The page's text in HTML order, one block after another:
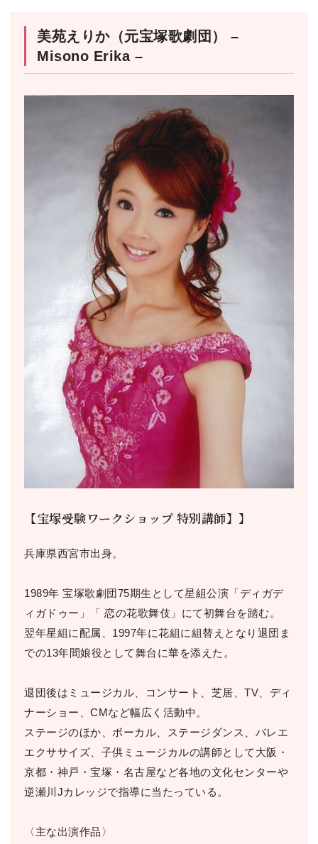
美苑えりか（元宝塚歌劇団） –
Misono Erika –
【宝塚受験ワークショップ 特別講師】】
兵庫県西宮市出身。
1989年 宝塚歌劇団75期生として星組公演「ディガデ
ィガドゥー」「 恋の花歌舞伎」にて初舞台を踏む。
翌年星組に配属、1997年に花組に組替えとなり退団ま
での13年間娘役として舞台に華を添えた。
退団後はミュージカル、コンサート、芝居、TV、ディ
ナーショー、CMなど幅広く活動中。
ステージのほか、ボーカル、ステージダンス、バレエ
エクササイズ、子供ミュージカルの講師として大阪・
京都・神戸・宝塚・名古屋など各地の文化センターや
逆瀬川Jカレッジで指導に当たっている。
〈主な出演作品〉